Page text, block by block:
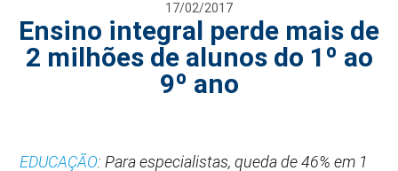
17/02/2017
Ensino integral perde mais de
2 milhões de alunos do 1º ao
9º ano
EDUCAÇÃO: Para especialistas, queda de 46% em 1